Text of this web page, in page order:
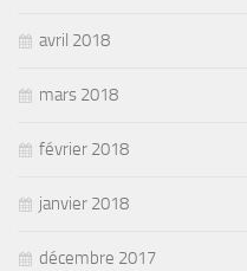
avril 2018
mars 2018
février 2018
janvier 2018
décembre 2017